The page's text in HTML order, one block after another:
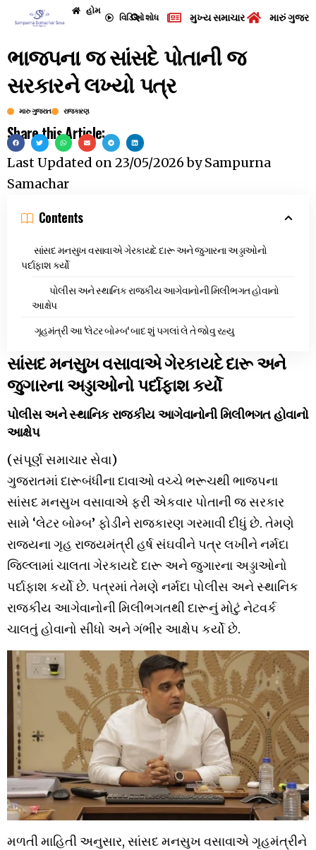
હોમ
વિડિઓશોધ મુખ્ય સમાચાર મારું
ભાજપના જ સાંસદે પોતાની જ
સરકારને લખ્યો પત્ર
મારુ ગુજરાત રાજકારણ
Share this Article:
Last Updated on23/05/2026bySampurna
Samachar
Contents
સાંસદ મનસુખ વસાવાએ ગેરકાયદે દારૂ અને જુગારના અડ્ડાઓનો
પર્દાફાશ કર્યો
પોલીસ અને સ્થાનિક રાજકીય આગેવાનોની મિલીભગત હોવાનો
આક્ષેપ
ગૃહમંત્રી આ ‘લેટર બોમ્બ‘ બાદ શું પગલાં લે તે જોવુ રહ્યુ
સાંસદ મનસુખ વસાવાએ ગેરકાયદે દારૂ અને
જુગારના અડ્ડાઓનો પર્દાફાશ કર્યો
પોલીસ અને સ્થાનિક રાજકીય આગેવાનોની મિલીભગત હોવાનો
આક્ષેપ
(સંપૂર્ણ સમાચાર સેવા)
ગુજરાતમાં દારૂબંધીના દાવાઓ વચ્ચે ભરૂચથી ભાજપના
સાંસદ મનસુખ વસાવાએ ફરી એકવાર પોતાની જ સરકાર
સામે ‘લેટર બોમ્બ’ ફોડીને રાજકારણ ગરમાવી દીધું છે. તેમણે
રાજ્યના ગૃહ રાજ્યમંત્રી હર્ષ સંઘવીને પત્ર લખીને નર્મદા
જિલ્લામાં ચાલતા ગેરકાયદે દારૂ અને જુગારના અડ્ડાઓનો
પર્દાફાશ કર્યો છે. પત્રમાં તેમણે નર્મદા પોલીસ અને સ્થાનિક
રાજકીય આગેવાનોની મિલીભગતથી દારૂનું મોટું નેટવર્ક
ચાલતું હોવાનો સીધો અને ગંભીર આક્ષેપ કર્યો છે.
મળતી માહિતી અનુસાર, સાંસદ મનસુખ વસાવાએ ગૃહમંત્રીને